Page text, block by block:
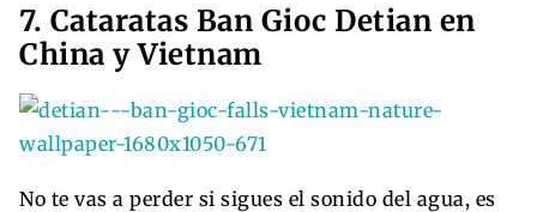
7. Cataratas Ban Gioc Detian en
China y Vietnam
No te vas a perder si sigues el sonido del agua, es